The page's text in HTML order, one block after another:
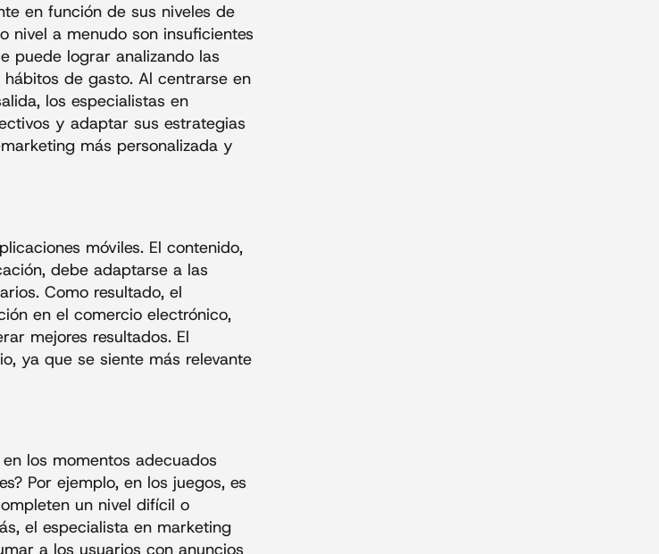
en función de sus niveles de
nivel a menudo son insuficientes
puede lograr analizando las
de gasto. Al centrarse en
los especialistas en
y adaptar sus estrategias
más personalizada y
móviles. El contenido,
debe adaptarse a las
Como resultado, el
en el comercio electrónico,
mejores resultados. El
ya que se siente más relevante
los momentos adecuados
Por ejemplo, en los juegos, es
un nivel difícil o
el especialista en marketing
a los usuarios con anuncios